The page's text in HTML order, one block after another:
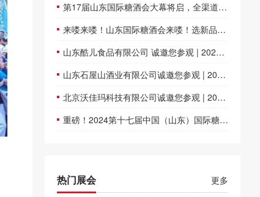
第17届山东国际糖酒会大幕将启，全渠道赋能，共筑行业新未来
来喽来喽！山东国际糖酒会来喽！选新品抢先机 “码”上报名！
山东酷儿食品有限公司 诚邀您参观 | 2024第十七届济南-山东国际糖酒会
山东石屋山酒业有限公司诚邀您参观 | 2024第十七届济南-山东国际糖酒会
北京沃佳玛科技有限公司诚邀您参观 | 2024第十七届济南-山东国际糖酒会
重磅！2024第十七届中国（山东）国际糖酒食品交易会11月重启
热门展会 更多